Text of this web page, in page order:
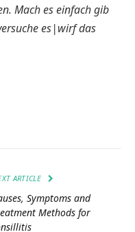
Mach es einfach gib
es|wirf das
ARTICLE
Symptoms and
Methods for